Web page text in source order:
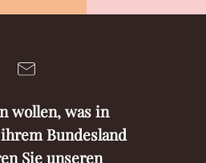
wollen, was in
Bundesland
Sie unseren